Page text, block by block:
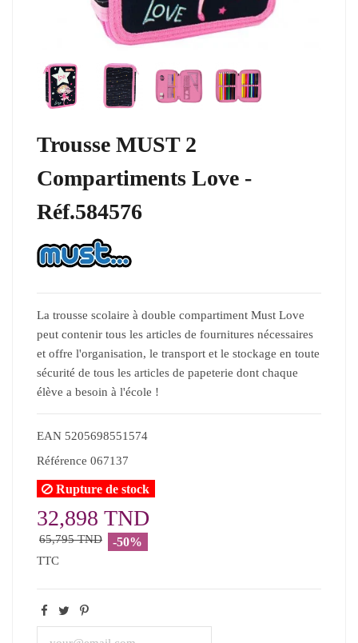
Trousse MUST 2
Compartiments Love -
Réf.584576
La trousse scolaire à double compartiment Must Love
peut contenir tous les articles de fournitures nécessaires
et offre l'organisation, le transport et le stockage en toute
sécurité de tous les articles de papeterie dont chaque
élève a besoin à l'école !
EAN 5205698551574
Référence 067137
Rupture de stock
32,898 TND
65,795 TND -50%
TTC